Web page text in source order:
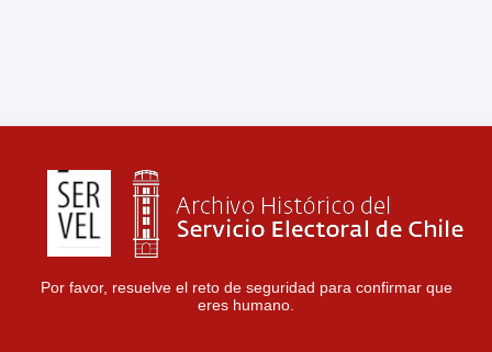
Por favor, resuelve el reto de seguridad para confirmar que
eres humano.